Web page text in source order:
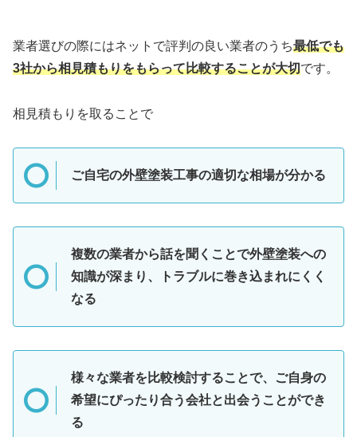
業者選びの際にはネットで評判の良い業者のうち最低でも
3社から相見積もりをもらって比較することが大切です。
相見積もりを取ることで
ご自宅の外壁塗装工事の適切な相場が分かる
複数の業者から話を聞くことで外壁塗装への
知識が深まり、トラブルに巻き込まれにくく
なる
様々な業者を比較検討することで、ご自身の
希望にぴったり合う会社と出会うことができ
る